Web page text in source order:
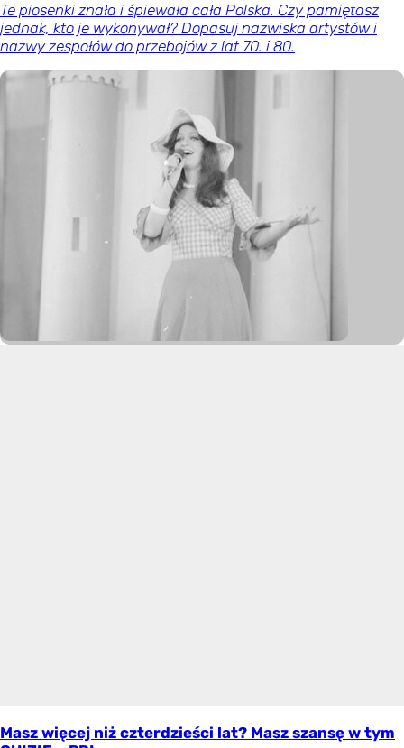
Te piosenki znała i śpiewała cała Polska. Czy pamiętasz
jednak, kto je wykonywał? Dopasuj nazwiska artystów i
nazwy zespołów do przebojów z lat 70. i 80.
Masz więcej niż czterdzieści lat? Masz szansę w tym